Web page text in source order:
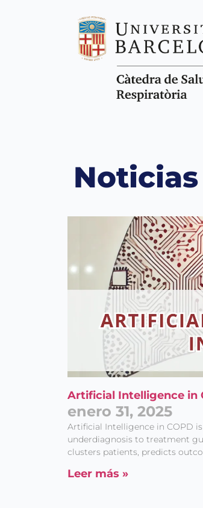
Noticias
Artificial Intelligence in
enero 31, 2025
Artificial Intelligence in COPD
underdiagnosis to treatment
clusters patients, predicts
Leer más »